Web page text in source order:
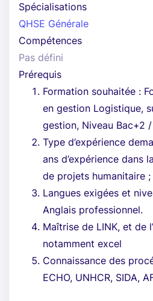
Spécialisations
QHSE Générale
Compétences
Pas défini
Prérequis
Formation souhaitée :
en gestion Logistique,
gestion, Niveau Bac+2
Type d’expérience
ans d’expérience dans
de projets humanitaire ;
Langues exigées et
Anglais professionnel.
Maîtrise de LINK, et de
notamment excel
Connaissance des
ECHO, UNHCR, SIDA,